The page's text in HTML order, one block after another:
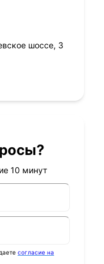
шоссе, 3
10 минут
согласие на